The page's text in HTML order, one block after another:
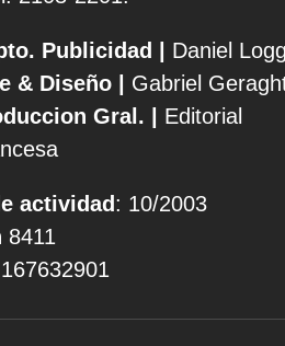
Publicidad |
Daniel
& Diseño | Gabriel
Gral. |
Editorial
actividad : 10/2003
8411
167632901